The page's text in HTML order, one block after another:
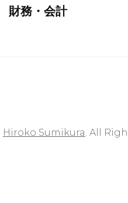
財務・会計
Hiroko Sumikura. All